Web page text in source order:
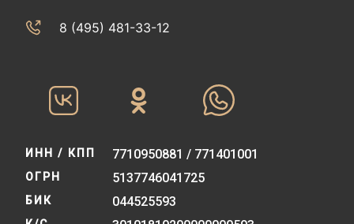
8 (495) 481-33-12‬‬
ИНН / КПП 7710950881 / 771401001
ОГРН 5137746041725
БИК 044525593